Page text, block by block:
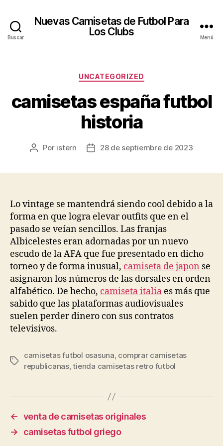
Buscar
Nuevas Camisetas de Futbol Para
Los Clubs
Menú
Categorías
UNCATEGORIZED
camisetas españa futbol
historia
Autor
Por istern
Fecha28 de septiembre de 2023
Lo vintage se mantendrá siendo cool debido a la
forma en que logra elevar outfits que en el
pasado se veían sencillos. Las franjas
Albicelestes eran adornadas por un nuevo
escudo de la AFA que fue presentado en dicho
torneo y de forma inusual, camiseta de japon se
asignaron los números de las dorsales en orden
alfabético. De hecho, camiseta italia es más que
sabido que las plataformas audiovisuales
suelen perder dinero con sus contratos
televisivos.
Etiquetas
camisetas futbol osasuna comprar camisetas
republicanas,tienda camisetas retro futbol
← venta de camisetas originales
→
camisetas futbol griego